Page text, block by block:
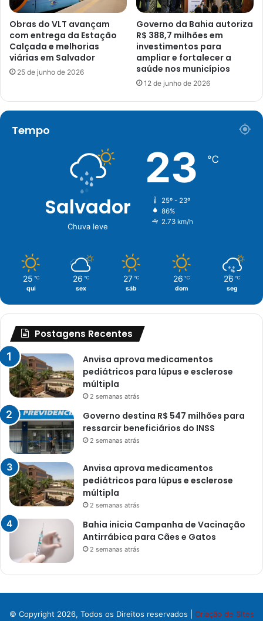
Obras do VLT avançam
com entrega da Estação
Calçada e melhorias
viárias em Salvador
25 de junho de 2026
Governo da Bahia autoriza
R$ 388,7 milhões em
investimentos para
ampliar e fortalecer a
saúde nos municípios
12 de junho de 2026
Tempo
Salvador
Chuva leve
23 ℃
25º - 23º
86%
2.73 km/h
25 ℃
qui
26 ℃
sex
27 ℃
sáb
26 ℃
dom
26 ℃
seg
Postagens Recentes
Anvisa aprova medicamentos
pediátricos para lúpus e esclerose
múltipla
2 semanas atrás
Governo destina R$ 547 milhões para
ressarcir beneficiários do INSS
2 semanas atrás
Anvisa aprova medicamentos
pediátricos para lúpus e esclerose
múltipla
2 semanas atrás
Bahia inicia Campanha de Vacinação
Antirrábica para Cães e Gatos
2 semanas atrás
© Copyright 2026, Todos os Direitos reservados | Criação de Sites